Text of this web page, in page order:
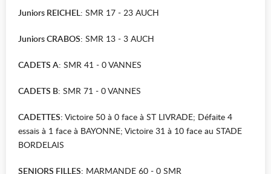
Juniors REICHEL: SMR 17 - 23 AUCH
Juniors CRABOS: SMR 13 - 3 AUCH
CADETS A: SMR 41 - 0 VANNES
CADETS B: SMR 71 - 0 VANNES
CADETTES: Victoire 50 à 0 face à ST LIVRADE; Défaite 4
essais à 1 face à BAYONNE; Victoire 31 à 10 face au STADE
BORDELAIS
SENIORS FILLES: MARMANDE 60 - 0 SMR